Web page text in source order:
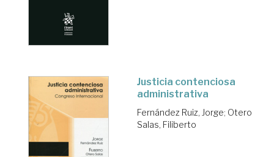
Justicia contenciosa
administrativa
Fernández Ruiz, Jorge; Otero
Salas, Filiberto